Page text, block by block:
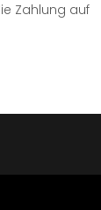
Zahlung auf